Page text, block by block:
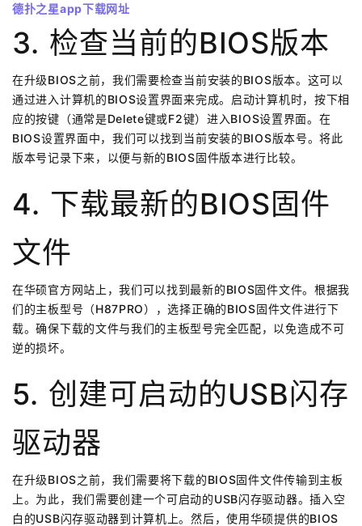
德扑之星app下载网址
3. 检查当前的BIOS版本
在升级BIOS之前，我们需要检查当前安装的BIOS版本。这可以
通过进入计算机的BIOS设置界面来完成。启动计算机时，按下相
应的按键（通常是Delete键或F2键）进入BIOS设置界面。在
BIOS设置界面中，我们可以找到当前安装的BIOS版本号。将此
版本号记录下来，以便与新的BIOS固件版本进行比较。
4. 下载最新的BIOS固件
文件
在华硕官方网站上，我们可以找到最新的BIOS固件文件。根据我
们的主板型号（H87PRO），选择正确的BIOS固件文件进行下
载。确保下载的文件与我们的主板型号完全匹配，以免造成不可
逆的损坏。
5. 创建可启动的USB闪存
驱动器
在升级BIOS之前，我们需要将下载的BIOS固件文件传输到主板
上。为此，我们需要创建一个可启动的USB闪存驱动器。插入空
白的USB闪存驱动器到计算机上。然后，使用华硕提供的BIOS